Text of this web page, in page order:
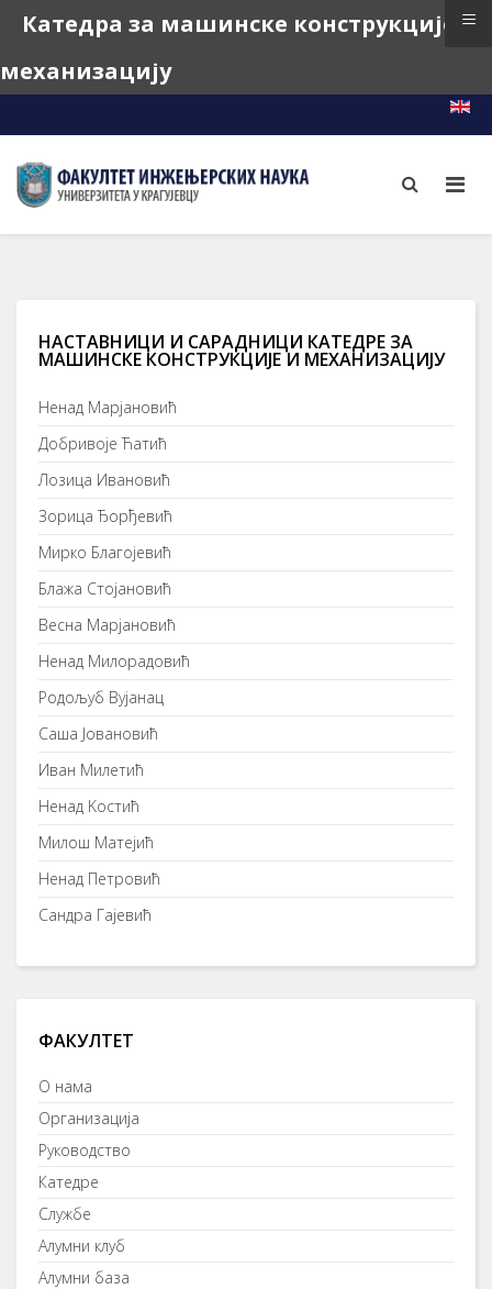
НАСТАВНИЦИ И САРАДНИЦИ КАТЕДРЕ ЗА
МАШИНСКЕ КОНСТРУКЦИЈЕ И МЕХАНИЗАЦИЈУ
Ненад Марјановић
Добривоје Ћатић
Лозица Ивановић
Зорица Ђорђевић
Мирко Благојевић
Блажа Стојановић
Весна Марјановић
Ненад Милорадовић
Родољуб Вујанац
Саша Јовановић
Иван Милетић
Ненад Kостић
Милош Матејић
Ненад Петровић
Сандра Гајевић
ФАКУЛТЕТ
О нама
Организација
Руководство
Катедре
Службе
Алумни клуб
Алумни база
Катедра за машинске конструкције и
механизацију
≡